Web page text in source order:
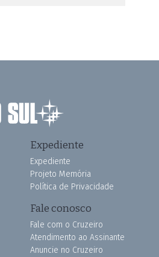
Expediente
Expediente
Projeto Memória
Política de Privacidade
Fale conosco
Fale com o Cruzeiro
Atendimento ao Assinante
Anuncie no Cruzeiro